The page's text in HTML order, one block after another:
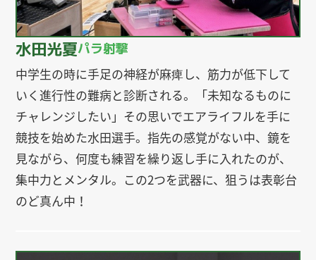
水田光夏パラ射撃
中学生の時に手足の神経が麻痺し、筋力が低下して
いく進行性の難病と診断される。「未知なるものに
チャレンジしたい」その思いでエアライフルを手に
競技を始めた水田選手。指先の感覚がない中、鏡を
見ながら、何度も練習を繰り返し手に入れたのが、
集中力とメンタル。この2つを武器に、狙うは表彰台
のど真ん中！